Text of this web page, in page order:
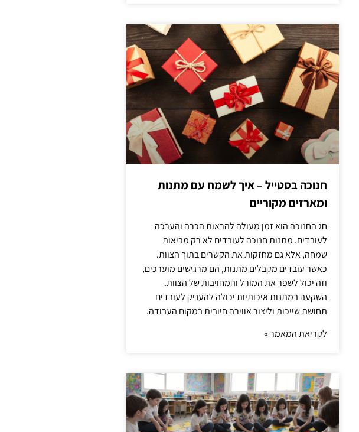
חנוכה בסטייל – איך לשמח עם מתנות
ומארזים מקוריים
חג החנוכה הוא זמן מעולה להראות הכרה והערכה
לעובדים. מתנות חנוכה לעובדים לא רק מביאות
שמחה, אלא גם מחזקות את הקשרים בתוך הצוות.
כאשר עובדים מקבלים מתנות, הם מרגישים מוערכים,
וזה יכול לשפר את המורל והמחויבות של הצוות.
השקעה במתנות איכותיות יכולה להעניק לעובדים
תחושת שייכות וליצור אווירה חיובית במקום העבודה.
לקריאת המאמר »